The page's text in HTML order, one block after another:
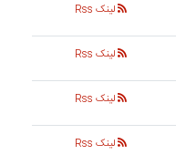
لینک Rss
لینک Rss
لینک Rss
لینک Rss